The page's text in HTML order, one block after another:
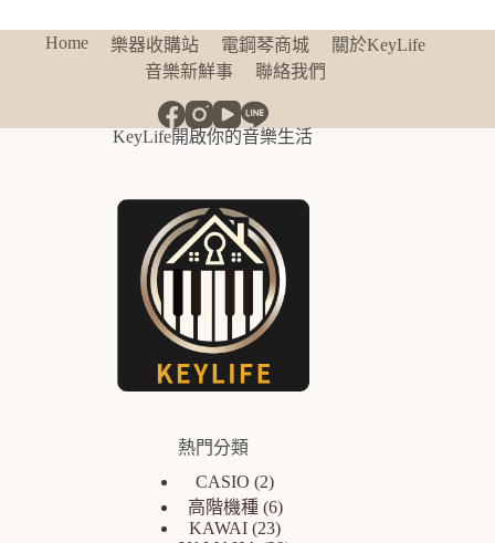
Home 樂器收購站 電鋼琴商城
關於KeyLife
音樂新鮮事
聯絡我們
KeyLife開啟你的音樂生活
熱門分類
CASIO 2
高階機種 6
KAWAI 23